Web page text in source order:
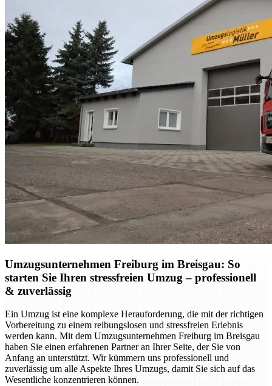
Umzugsunternehmen Freiburg im Breisgau: So
starten Sie Ihren stressfreien Umzug – professionell
& zuverlässig
Ein Umzug ist eine komplexe Herauforderung, die mit der richtigen
Vorbereitung zu einem reibungslosen und stressfreien Erlebnis
werden kann. Mit dem Umzugsunternehmen Freiburg im Breisgau
haben Sie einen erfahrenen Partner an Ihrer Seite, der Sie von
Anfang an unterstützt. Wir kümmern uns professionell und
zuverlässig um alle Aspekte Ihres Umzugs, damit Sie sich auf das
Wesentliche konzentrieren können.